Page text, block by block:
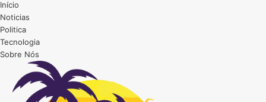
Início
Noticias
Politica
Tecnologia
Sobre Nós